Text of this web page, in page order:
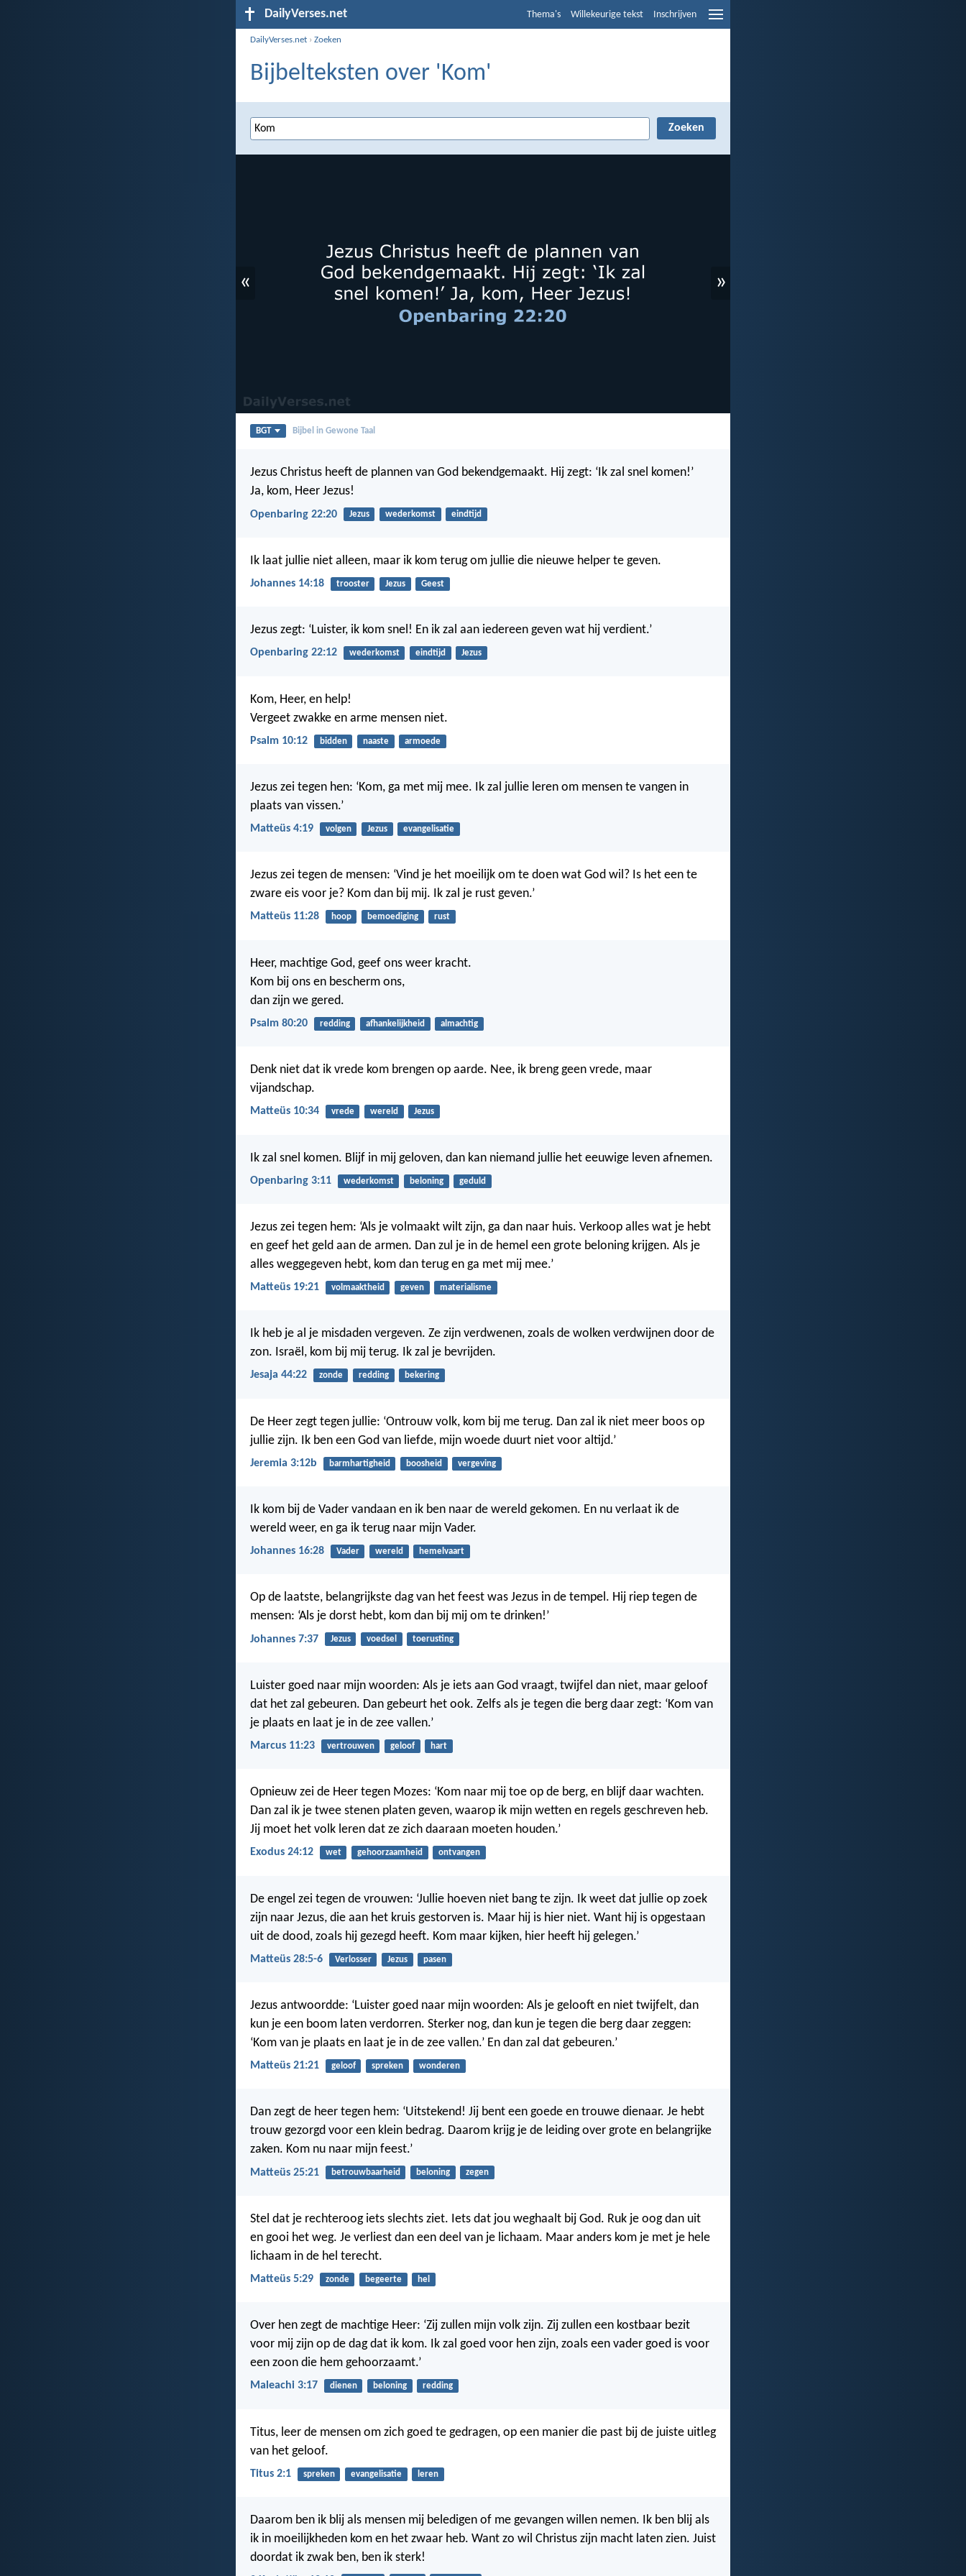
DailyVerses.net Thema's Willekeurige tekst Inschrijven
DailyVerses.net ›Zoeken
Bijbelteksten over 'Kom'
« »
BGT Bijbel in Gewone Taal
Jezus Christus heeft de plannen van God bekendgemaakt. Hij zegt: ‘Ik zal snel komen!’
Ja, kom, Heer Jezus!
Openbaring 22:20 Jezus wederkomst eindtijd
Ik laat jullie niet alleen, maar ik kom terug om jullie die nieuwe helper te geven.
Johannes 14:18 trooster Jezus Geest
Jezus zegt: ‘Luister, ik kom snel! En ik zal aan iedereen geven wat hij verdient.’
Openbaring 22:12 wederkomst eindtijd Jezus
Kom, Heer, en help!
Vergeet zwakke en arme mensen niet.
Psalm 10:12 bidden naaste armoede
Jezus zei tegen hen: ‘Kom, ga met mij mee. Ik zal jullie leren om mensen te vangen in
plaats van vissen.’
Matteüs 4:19 volgen Jezus evangelisatie
Jezus zei tegen de mensen: ‘Vind je het moeilijk om te doen wat God wil? Is het een te
zware eis voor je? Kom dan bij mij. Ik zal je rust geven.’
Matteüs 11:28 hoop bemoediging rust
Heer, machtige God, geef ons weer kracht.
Kom bij ons en bescherm ons,
dan zijn we gered.
Psalm 80:20 redding afhankelijkheid almachtig
Denk niet dat ik vrede kom brengen op aarde. Nee, ik breng geen vrede, maar
vijandschap.
Matteüs 10:34 vrede wereld Jezus
Ik zal snel komen. Blijf in mij geloven, dan kan niemand jullie het eeuwige leven afnemen.
Openbaring 3:11 wederkomst beloning geduld
Jezus zei tegen hem: ‘Als je volmaakt wilt zijn, ga dan naar huis. Verkoop alles wat je hebt
en geef het geld aan de armen. Dan zul je in de hemel een grote beloning krijgen. Als je
alles weggegeven hebt, kom dan terug en ga met mij mee.’
Matteüs 19:21 volmaaktheid geven materialisme
Ik heb je al je misdaden vergeven. Ze zijn verdwenen, zoals de wolken verdwijnen door de
zon. Israël, kom bij mij terug. Ik zal je bevrijden.
Jesaja 44:22 zonde redding bekering
De Heer zegt tegen jullie: ‘Ontrouw volk, kom bij me terug. Dan zal ik niet meer boos op
jullie zijn. Ik ben een God van liefde, mijn woede duurt niet voor altijd.’
Jeremia 3:12b barmhartigheid boosheid vergeving
Ik kom bij de Vader vandaan en ik ben naar de wereld gekomen. En nu verlaat ik de
wereld weer, en ga ik terug naar mijn Vader.
Johannes 16:28 Vader wereld hemelvaart
Op de laatste, belangrijkste dag van het feest was Jezus in de tempel. Hij riep tegen de
mensen: ‘Als je dorst hebt, kom dan bij mij om te drinken!’
Johannes 7:37 Jezus voedsel toerusting
Luister goed naar mijn woorden: Als je iets aan God vraagt, twijfel dan niet, maar geloof
dat het zal gebeuren. Dan gebeurt het ook. Zelfs als je tegen die berg daar zegt: ‘Kom van
je plaats en laat je in de zee vallen.’
Marcus 11:23 vertrouwen geloof hart
Opnieuw zei de Heer tegen Mozes: ‘Kom naar mij toe op de berg, en blijf daar wachten.
Dan zal ik je twee stenen platen geven, waarop ik mijn wetten en regels geschreven heb.
Jij moet het volk leren dat ze zich daaraan moeten houden.’
Exodus 24:12 wet gehoorzaamheid ontvangen
De engel zei tegen de vrouwen: ‘Jullie hoeven niet bang te zijn. Ik weet dat jullie op zoek
zijn naar Jezus, die aan het kruis gestorven is. Maar hij is hier niet. Want hij is opgestaan
uit de dood, zoals hij gezegd heeft. Kom maar kijken, hier heeft hij gelegen.’
Matteüs 28:5-6 Verlosser Jezus pasen
Jezus antwoordde: ‘Luister goed naar mijn woorden: Als je gelooft en niet twijfelt, dan
kun je een boom laten verdorren. Sterker nog, dan kun je tegen die berg daar zeggen:
‘Kom van je plaats en laat je in de zee vallen.’ En dan zal dat gebeuren.’
Matteüs 21:21 geloof spreken wonderen
Dan zegt de heer tegen hem: ‘Uitstekend! Jij bent een goede en trouwe dienaar. Je hebt
trouw gezorgd voor een klein bedrag. Daarom krijg je de leiding over grote en belangrijke
zaken. Kom nu naar mijn feest.’
Matteüs 25:21 betrouwbaarheid beloning zegen
Stel dat je rechteroog iets slechts ziet. Iets dat jou weghaalt bij God. Ruk je oog dan uit
en gooi het weg. Je verliest dan een deel van je lichaam. Maar anders kom je met je hele
lichaam in de hel terecht.
Matteüs 5:29 zonde begeerte hel
Over hen zegt de machtige Heer: ‘Zij zullen mijn volk zijn. Zij zullen een kostbaar bezit
voor mij zijn op de dag dat ik kom. Ik zal goed voor hen zijn, zoals een vader goed is voor
een zoon die hem gehoorzaamt.’
Maleachi 3:17 dienen beloning redding
Titus, leer de mensen om zich goed te gedragen, op een manier die past bij de juiste uitleg
van het geloof.
Titus 2:1 spreken evangelisatie leren
Daarom ben ik blij als mensen mij beledigen of me gevangen willen nemen. Ik ben blij als
ik in moeilijkheden kom en het zwaar heb. Want zo wil Christus zijn macht laten zien. Juist
doordat ik zwak ben, ben ik sterk!